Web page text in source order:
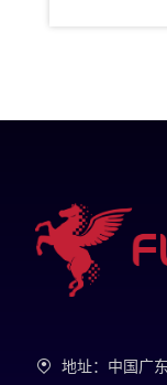
地址：中国广